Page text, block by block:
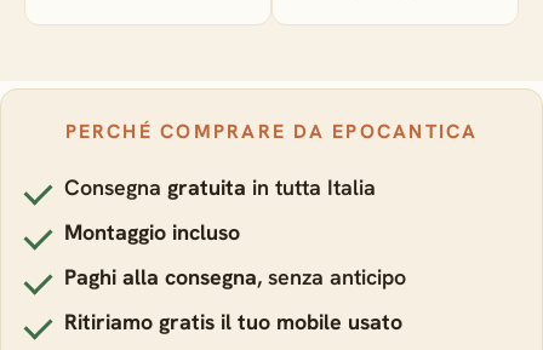
PERCHÉ COMPRARE DA EPOCANTICA
Consegna gratuita in tutta Italia
Montaggio incluso
Paghi alla consegna, senza anticipo
Ritiriamo gratis il tuo mobile usato